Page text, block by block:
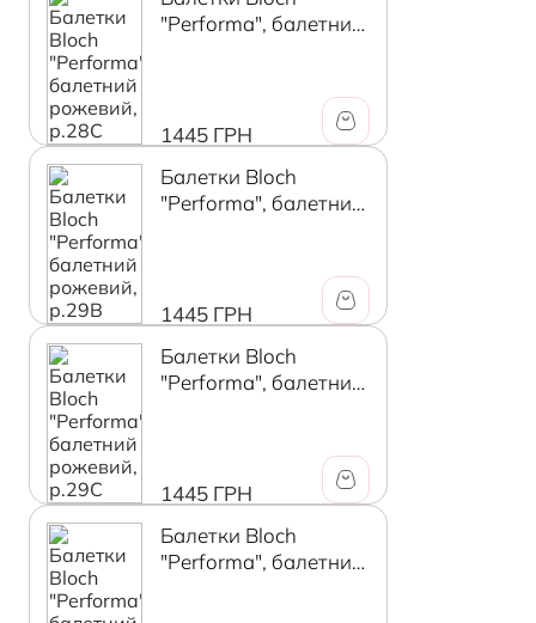
"Performa", балетний
1445 ГРН
Балетки Bloch
"Performa", балетний
1445 ГРН
Балетки Bloch
"Performa", балетний
1445 ГРН
Балетки Bloch
"Performa", балетний